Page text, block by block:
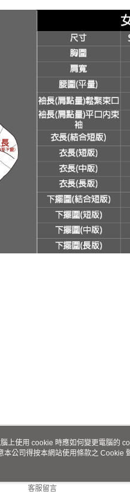
１．透過由恩沛
交易，需依本服
求債權轉讓予恩
https://aftee.tw/
３．未成年的使
「AFTEE先享後
任。
４．使用「
即時審查核予不
結果請求用戶進
５．嚴禁一人註
動。
客服資訊
客服留言
上使用 cookie 時應如何變更電腦的
本公司得按本網站使用條款之 Cookie